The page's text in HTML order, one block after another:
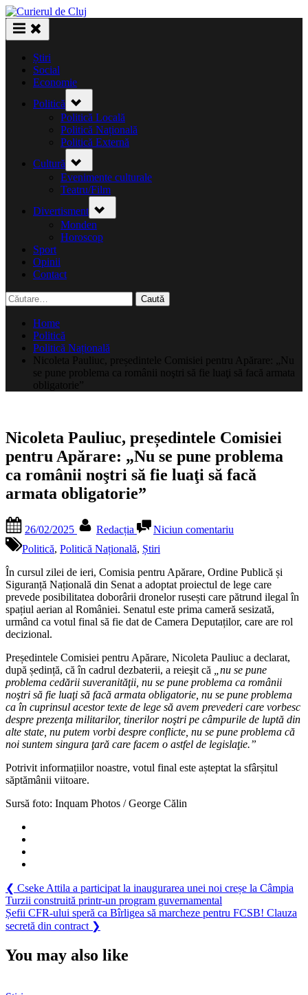
Skip
to
content
Știri
Social
Economie
Politică
sub-
menu
Politică Locală
Politică Națională
Politică Externă
Cultură
sub-
menu
Evenimente culturale
Teatru/Film
Divertisment sub-
menu
Monden
Horoscop
Sport
Opinii
Contact
Caută
după:
Home
Politică
Politică Națională
Nicoleta Pauliuc, președintele Comisiei pentru Apărare: „Nu
se pune problema ca românii noştri să fie luaţi să facă armata
obligatorie”
Nicoleta Pauliuc, președintele Comisiei
pentru Apărare: „Nu se pune problema
ca românii noştri să fie luaţi să facă
armata obligatorie”
on
26/02/2025 Redacția Niciun comentariuNicoleta
Comisiei
pentru
Apărare:
„Nu
se
ca
românii
noştri
să
fie
luaţi
să
facă
obligatorie”
Politică, Politică Națională, Știri
În cursul zilei de ieri, Comisia pentru Apărare, Ordine Publică și
Siguranță Națională din Senat a adoptat proiectul de lege care
prevede posibilitatea doborârii dronelor rusești care pătrund ilegal în
spațiul aerian al României. Senatul este prima cameră sesizată,
urmând ca votul final să fie dat de Camera Deputaților, care are rol
decizional.
Președintele Comisiei pentru Apărare, Nicoleta Pauliuc a declarat,
după ședință, că în cadrul dezbaterii, a reieşit că
„nu se pune
problema cedării suveranităţii, nu se pune problema ca românii
noştri să fie luaţi să facă armata obligatorie, nu se pune problema
ca în cuprinsul acestor texte de lege să avem prevederi care vorbesc
despre prezenţa militarilor, tinerilor noştri pe câmpurile de luptă din
alte state, nu putem vorbi despre conflicte, nu se pune problema că
noi suntem singura ţară care facem o astfel de legislaţie.”
Potrivit informațiilor noastre, votul final este așteptat la sfârșitul
săptămânii viitoare.
Sursă foto: Inquam Photos / George Călin
Navigare
în
articole
❮ Previous
Post:
Cseke Attila a participat la inaugurarea unei noi creșe la Câmpia
Turzii construită printr-un program guvernamental
Next
Post:
Șefii CFR-ului speră ca Bîrligea să marcheze pentru FCSB! Clauza
secretă din contract ❯
You may also like